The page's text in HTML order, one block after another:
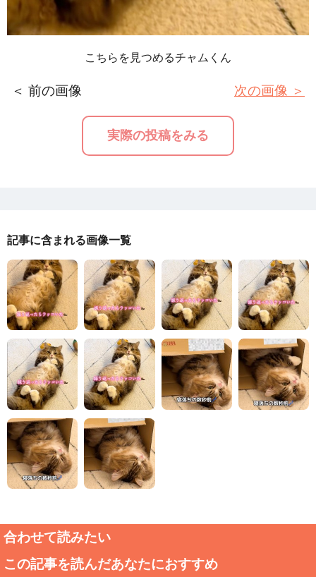
こちらを見つめるチャムくん
＜ 前の画像
実際の投稿をみる
次の画像 ＞
記事に含まれる画像一覧
合わせて読みたい
この記事を読んだあなたにおすすめ